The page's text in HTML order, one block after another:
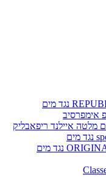
אימפרסיב
מלטה איילנד ריפאבליק